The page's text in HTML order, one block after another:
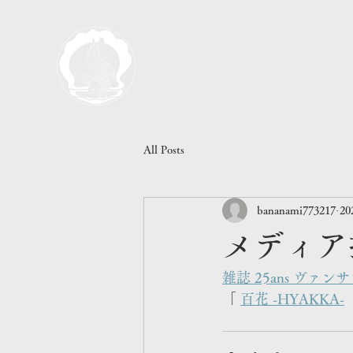
All Posts
メディ
bananami773217
雑誌 25ans ヴァン
百花 -HYAKKA-